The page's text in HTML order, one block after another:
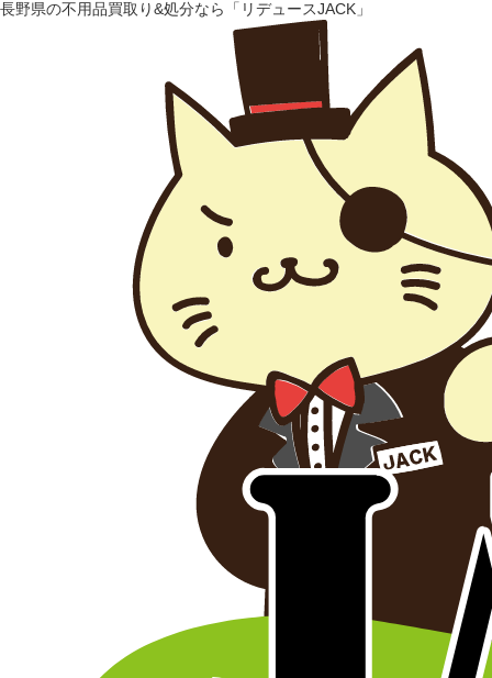
長野県の不用品買取り&処分なら「リデュースJACK」